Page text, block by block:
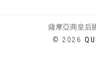
薩摩亞商皇后
© 2026